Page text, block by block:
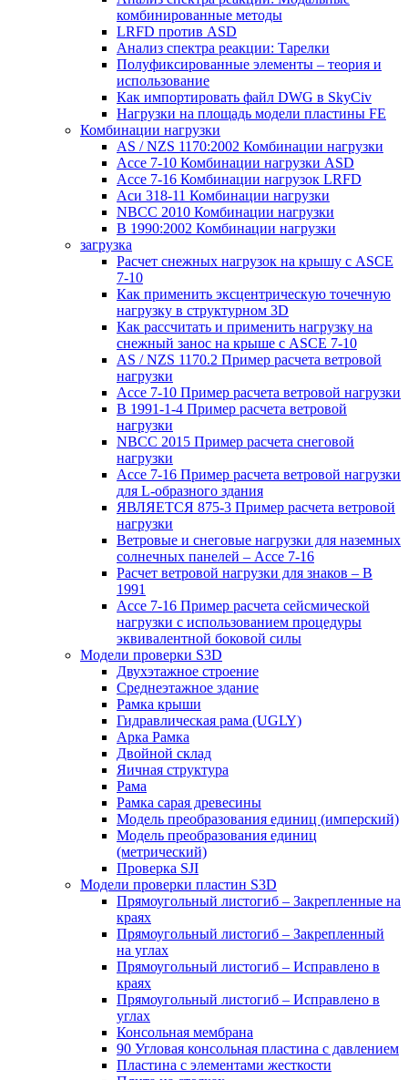
комбинированные методы
LRFD против ASD
Анализ спектра реакции: Тарелки
Полуфиксированные элементы – теория и
использование
Как импортировать файл DWG в SkyCiv
Нагрузки на площадь модели пластины FE
Комбинации нагрузки
AS / NZS 1170:2002 Комбинации нагрузки
Ассе 7-10 Комбинации нагрузки ASD
Ассе 7-16 Комбинации нагрузок LRFD
Аси 318-11 Комбинации нагрузки
NBCC 2010 Комбинации нагрузки
В 1990:2002 Комбинации нагрузки
загрузка
Расчет снежных нагрузок на крышу с ASCE
7-10
Как применить эксцентрическую точечную
нагрузку в структурном 3D
Как рассчитать и применить нагрузку на
снежный занос на крыше с ASCE 7-10
AS / NZS 1170.2 Пример расчета ветровой
нагрузки
Ассе 7-10 Пример расчета ветровой нагрузки
В 1991-1-4 Пример расчета ветровой
нагрузки
NBCC 2015 Пример расчета снеговой
нагрузки
Ассе 7-16 Пример расчета ветровой нагрузки
для L-образного здания
ЯВЛЯЕТСЯ 875-3 Пример расчета ветровой
нагрузки
Ветровые и снеговые нагрузки для наземных
солнечных панелей – Ассе 7-16
Расчет ветровой нагрузки для знаков – В
1991
Ассе 7-16 Пример расчета сейсмической
нагрузки с использованием процедуры
эквивалентной боковой силы
Модели проверки S3D
Двухэтажное строение
Среднеэтажное здание
Рамка крыши
Гидравлическая рама (UGLY)
Арка Рамка
Двойной склад
Яичная структура
Рама
Рамка сарая древесины
Модель преобразования единиц (имперский)
Модель преобразования единиц
(метрический)
Проверка SJI
Модели проверки пластин S3D
Прямоугольный листогиб – Закрепленные на
краях
Прямоугольный листогиб – Закрепленный
на углах
Прямоугольный листогиб – Исправлено в
краях
Прямоугольный листогиб – Исправлено в
углах
Консольная мембрана
90 Угловая консольная пластина с давлением
Пластина с элементами жесткости